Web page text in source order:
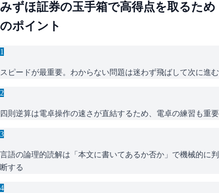
みずほ証券の玉手箱で高得点を取るため
のポイント
1
スピードが最重要。わからない問題は迷わず飛ばして次に進む
2
四則逆算は電卓操作の速さが直結するため、電卓の練習も重要
3
言語の論理的読解は「本文に書いてあるか否か」で機械的に判
断する
4